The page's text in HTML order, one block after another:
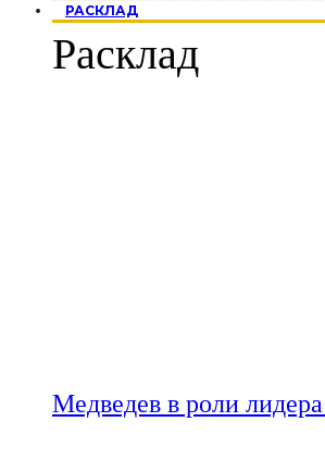
РАСКЛАД
Расклад
Медведев в роли лидера